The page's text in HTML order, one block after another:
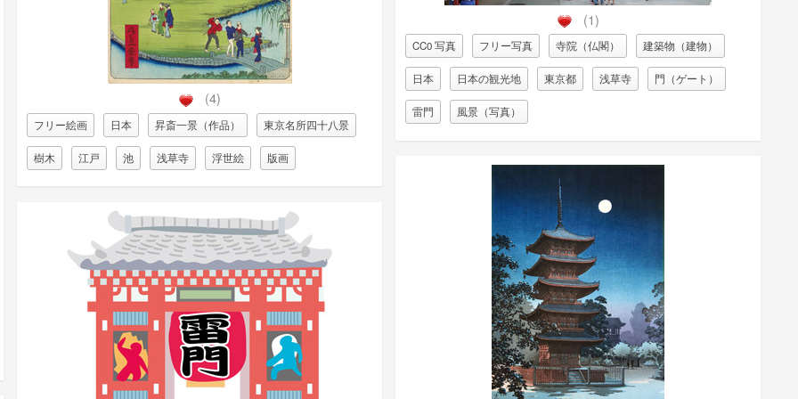
(4)
フリー絵画 日本 昇斎一景（作品） 東京名所四十八景
樹木 江戸 池 浅草寺 浮世絵 版画
(1)
CC0 写真 フリー写真 寺院（仏閣） 建築物（建物）
日本 日本の観光地 東京都 浅草寺 門（ゲート）
雷門 風景（写真）